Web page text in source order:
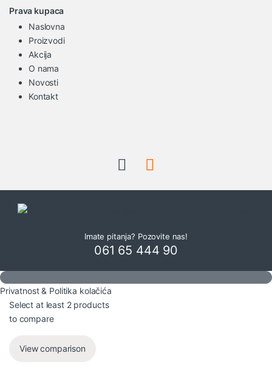
Prava kupaca
Naslovna
Proizvodi
Akcija
O nama
Novosti
Kontakt
Imate pitanja? Pozovite nas!
061 65 444 90
Privatnost & Politika kolačića
Select at least 2 products
to compare
View comparison